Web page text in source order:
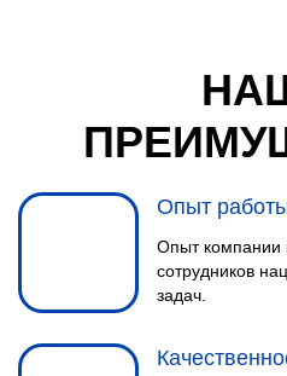
Опыт
Опыт компании
сотрудников
задач.